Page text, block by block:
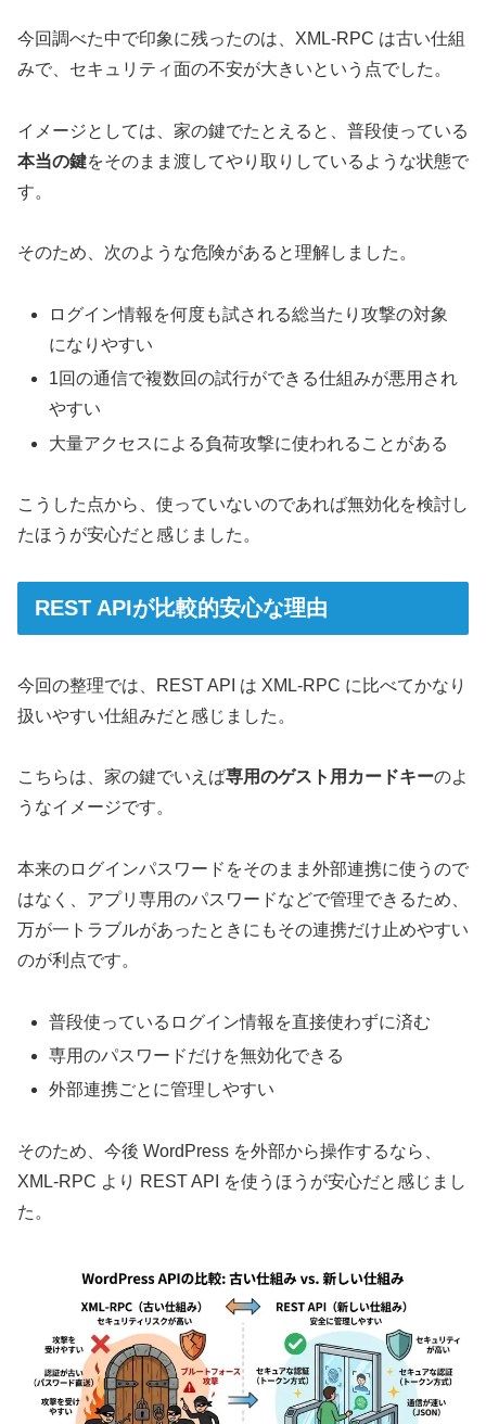
今回調べた中で印象に残ったのは、XML-RPC は古い仕組
みで、セキュリティ面の不安が大きいという点でした。
イメージとしては、家の鍵でたとえると、普段使っている
本当の鍵をそのまま渡してやり取りしているような状態で
す。
そのため、次のような危険があると理解しました。
ログイン情報を何度も試される総当たり攻撃の対象
になりやすい
1回の通信で複数回の試行ができる仕組みが悪用され
やすい
大量アクセスによる負荷攻撃に使われることがある
こうした点から、使っていないのであれば無効化を検討し
たほうが安心だと感じました。
REST APIが比較的安心な理由
今回の整理では、REST API は XML-RPC に比べてかなり
扱いやすい仕組みだと感じました。
こちらは、家の鍵でいえば専用のゲスト用カードキーのよ
うなイメージです。
本来のログインパスワードをそのまま外部連携に使うので
はなく、アプリ専用のパスワードなどで管理できるため、
万が一トラブルがあったときにもその連携だけ止めやすい
のが利点です。
普段使っているログイン情報を直接使わずに済む
専用のパスワードだけを無効化できる
外部連携ごとに管理しやすい
そのため、今後 WordPress を外部から操作するなら、
XML-RPC より REST API を使うほうが安心だと感じまし
た。